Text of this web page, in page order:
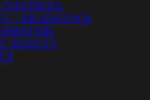
– HEADSTOCK
ROZETY